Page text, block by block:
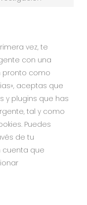
vez, te
con una
pronto como
aceptas que
y plugins que has
tal y como
Puedes
de tu
cuenta que